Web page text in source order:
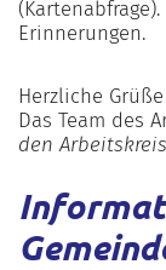
Erinnerungen.
Herzliche Grüße
Das Team des
den